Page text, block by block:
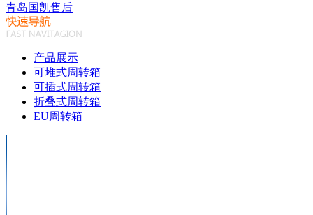
青岛国凯售后
产品展示
可堆式周转箱
可插式周转箱
折叠式周转箱
EU周转箱